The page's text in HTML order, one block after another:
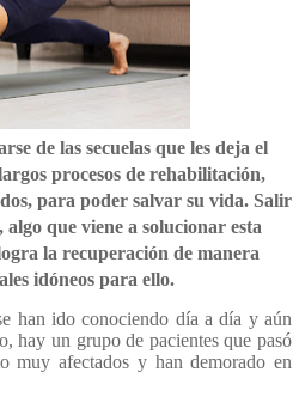
de las secuelas que les deja el
procesos de rehabilitación,
para poder salvar su vida. Salir
que viene a solucionar esta
la recuperación de manera
idóneos para ello.
han ido conociendo día a día y aún
hay un grupo de pacientes que pasó
muy afectados y han demorado en